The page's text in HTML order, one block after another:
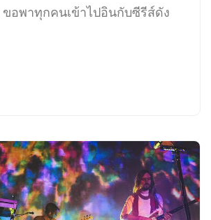
ขอพาทุกคนเข้าไปอินกับซีรีส์ดัง